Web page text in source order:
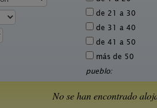
de 21 a 30
de 31 a 40
de 41 a 50
más de 50
pueblo:
No se han encontrado